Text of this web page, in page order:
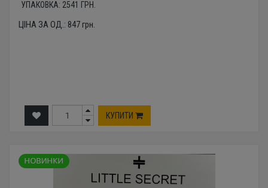
УПАКОВКА: 2541 ГРН.
ЦІНА ЗА ОД.: 847грн.
КУПИТИ